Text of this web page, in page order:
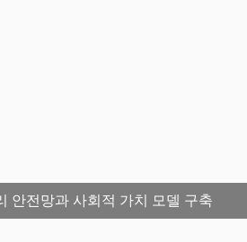
안전망과 사회적 가치 모델 구축